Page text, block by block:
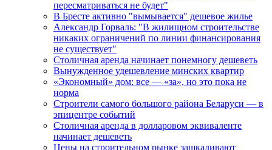
пересматриваться не будет"
В Бресте активно "вымывается" дешевое жилье
Александр Горваль: "В жилищном строительстве
никаких ограничений по линии финансирования
не существует"
Столичная аренда начинает понемногу дешеветь
Вынужденное удешевление минских квартир
«Экономный» дом: все — «за», но это пока не
норма
Строители самого большого района Беларуси — в
эпицентре событий
Столичная аренда в долларовом эквиваленте
начинает дешеветь
Цены на строительном рынке зашкаливают